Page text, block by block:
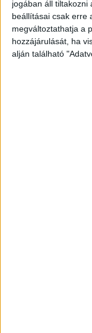
jogában áll tiltakozni
beállításai csak erre
megváltoztathatja a
hozzájárulását, ha
alján található
felhívják a
tájékoztatnak a
A Recommerce -